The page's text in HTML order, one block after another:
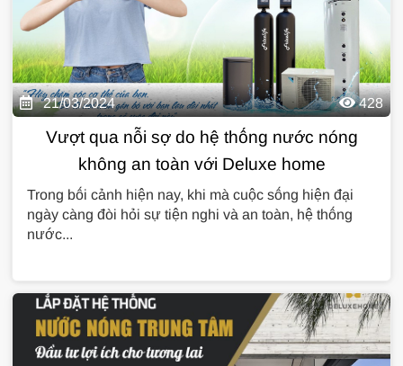
21/03/2024 428
Vượt qua nỗi sợ do hệ thống nước nóng
không an toàn với Deluxe home
Trong bối cảnh hiện nay, khi mà cuộc sống hiện đại
ngày càng đòi hỏi sự tiện nghi và an toàn, hệ thống
nước...